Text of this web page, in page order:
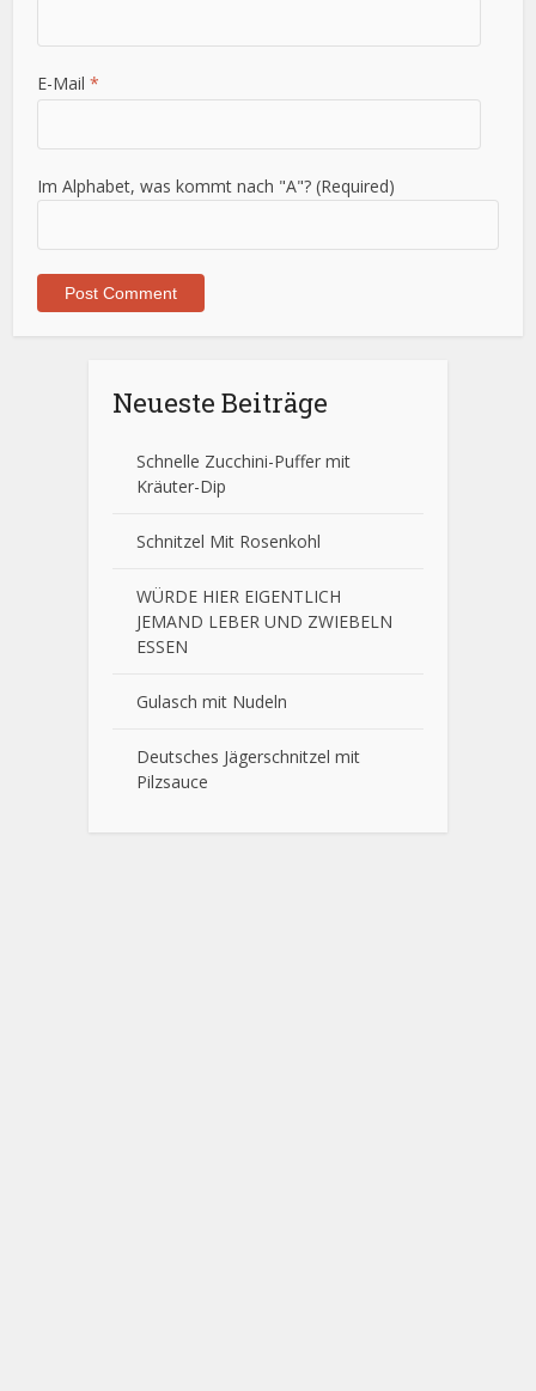
E-Mail*
Im Alphabet, was kommt nach "A"? (Required)
Neueste Beiträge
Schnelle Zucchini-Puffer mit
Kräuter-Dip
Schnitzel Mit Rosenkohl
WÜRDE HIER EIGENTLICH
JEMAND LEBER UND ZWIEBELN
ESSEN
Gulasch mit Nudeln
Deutsches Jägerschnitzel mit
Pilzsauce